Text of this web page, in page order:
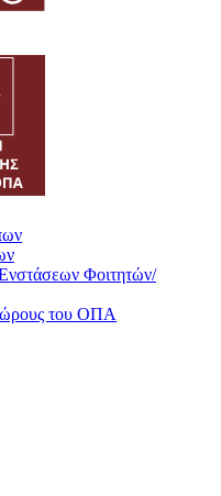
Φοιτητών/
του ΟΠΑ